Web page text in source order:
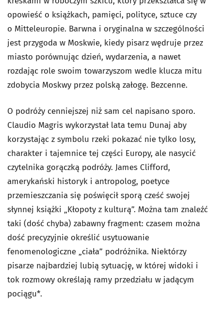
opowieść o książkach, pamięci, polityce, sztuce czy
o Mitteleuropie. Barwna i oryginalna w szczególności
jest przygoda w Moskwie, kiedy pisarz wędruje przez
miasto porównując dzień, wydarzenia, a nawet
rozdając role swoim towarzyszom wedle klucza mitu
zdobycia Moskwy przez polską załogę. Bezcenne.
O podróży cenniejszej niż sam cel napisano sporo.
Claudio Magris wykorzystał lata temu Dunaj aby
korzystając z symbolu rzeki pokazać nie tylko losy,
charakter i tajemnice tej części Europy, ale nasycić
czytelnika gorączką podróży. James Clifford,
amerykański historyk i antropolog, poetyce
przemieszczania się poświęcił sporą cześć swojej
słynnej książki „Kłopoty z kulturą”. Można tam znaleźć
taki (dość chyba) zabawny fragment: czasem można
dość precyzyjnie określić usytuowanie
fenomenologiczne „ciała” podróżnika. Niektórzy
pisarze najbardziej lubią sytuację, w której widoki i
tok rozmowy określają ramy przedziału w jadącym
pociągu*.